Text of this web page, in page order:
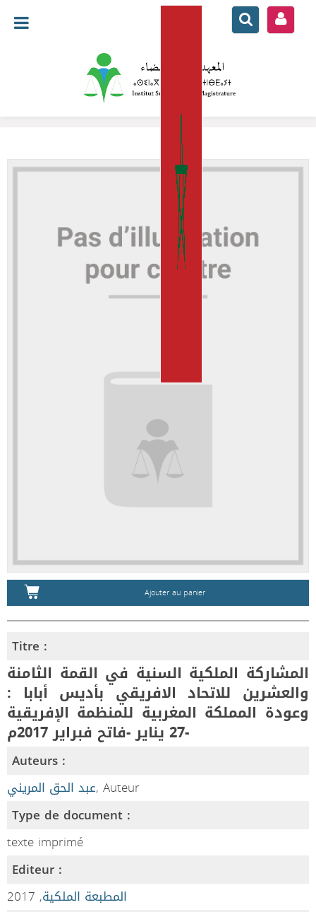
Ajouter au panier
Titre :
المشاركة الملكية السنية في القمة الثامنة
والعشرين للاتحاد الافريقي بأديس أبابا :
وعودة المملكة المغربية للمنظمة الإفريقية
-27 يناير -فاتح فبراير 2017م
Auteurs :
عبد الحق المريني, Auteur
Type de document :
texte imprimé
Editeur :
المطبعة الملكية, 2017